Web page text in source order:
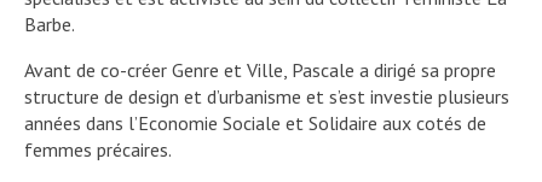
Barbe.
Avant de co-créer Genre et Ville, Pascale a dirigé sa propre
structure de design et d’urbanisme et s’est investie plusieurs
années dans l’Economie Sociale et Solidaire aux cotés de
femmes précaires.